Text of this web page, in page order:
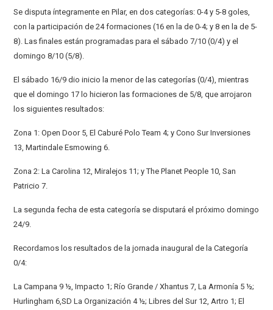
Se disputa íntegramente en Pilar, en dos categorías: 0-4 y 5-8 goles,
con la participación de 24 formaciones (16 en la de 0-4; y 8 en la de 5-
8). Las finales están programadas para el sábado 7/10 (0/4) y el
domingo 8/10 (5/8).
El sábado 16/9 dio inicio la menor de las categorías (0/4), mientras
que el domingo 17 lo hicieron las formaciones de 5/8, que arrojaron
los siguientes resultados:
Zona 1: Open Door 5, El Caburé Polo Team 4; y Cono Sur Inversiones
13, Martindale Esmowing 6.
Zona 2: La Carolina 12, Miralejos 11; y The Planet People 10, San
Patricio 7.
La segunda fecha de esta categoría se disputará el próximo domingo
24/9.
Recordamos los resultados de la jornada inaugural de la Categoría
0/4:
La Campana 9 ½, Impacto 1; Río Grande / Xhantus 7, La Armonía 5 ½;
Hurlingham 6,SD La Organización 4 ½; Libres del Sur 12, Artro 1; El